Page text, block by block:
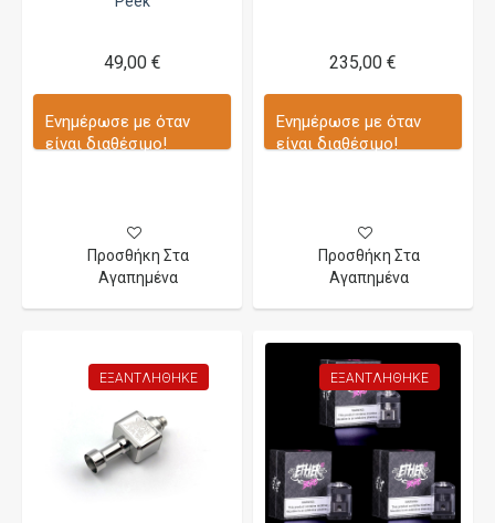
49,00 €
Ενημέρωσε με όταν
είναι διαθέσιμο!
Προσθήκη Στα
Αγαπημένα
235,00 €
Ενημέρωσε με όταν
είναι διαθέσιμο!
Προσθήκη Στα
Αγαπημένα
ΕΞΑΝΤΛΉΘΗΚΕ ΕΞΑΝΤΛΉΘΗΚΕ